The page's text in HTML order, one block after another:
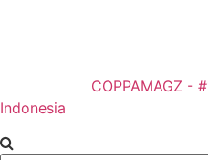
COPPAMAGZ -
Indonesia